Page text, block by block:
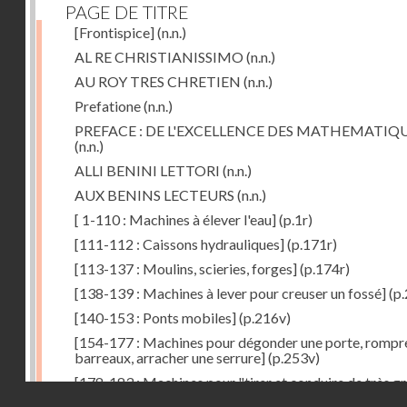
PAGE DE TITRE
[Frontispice](n.n.)
AL RE CHRISTIANISSIMO (n.n.)
AU ROY TRES CHRETIEN (n.n.)
Prefatione(n.n.)
PREFACE : DE L'EXCELLENCE DES
(n.n.)
ALLI BENINI LETTORI (n.n.)
AUX BENINS LECTEURS (n.n.)
[ 1-110 : Machines à élever l'eau](p.1r)
[111-112 : Caissons hydrauliques](p.171r)
[113-137 : Moulins, scieries, forges](p.174r)
[138-139 : Machines à lever pour creuser un fossé]
[140-153 : Ponts mobiles](p.216v)
[154-177 : Machines pour dégonder une porte,
barreaux, arracher une serrure](p.253v)
[178-183 : Machines pour "tirer et conduire de très